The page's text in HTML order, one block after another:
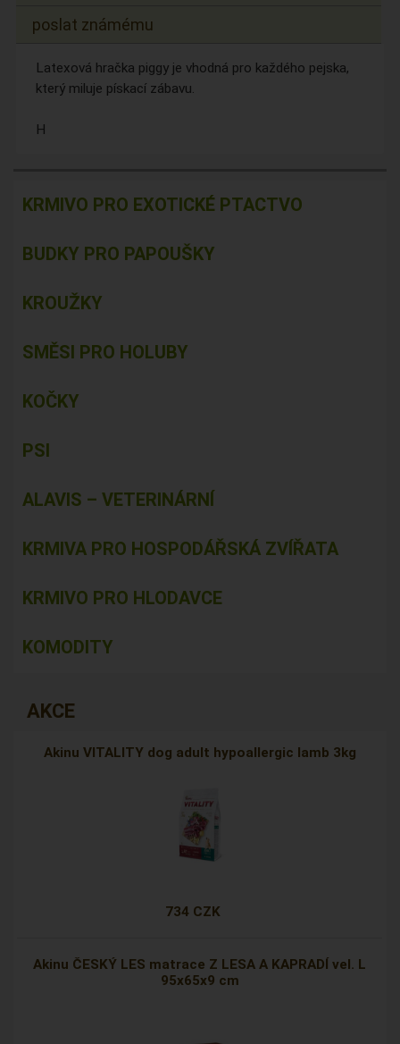
poslat známému
Latexová hračka piggy je vhodná pro každého pejska,
který miluje pískací zábavu.
H
KRMIVO PRO EXOTICKÉ PTACTVO
BUDKY PRO PAPOUŠKY
KROUŽKY
SMĚSI PRO HOLUBY
KOČKY
PSI
ALAVIS – VETERINÁRNÍ
KRMIVA PRO HOSPODÁŘSKÁ ZVÍŘATA
KRMIVO PRO HLODAVCE
KOMODITY
AKCE
Akinu VITALITY dog adult hypoallergic lamb 3kg
734 CZK
Akinu ČESKÝ LES matrace Z LESA A KAPRADÍ vel. L
95x65x9 cm